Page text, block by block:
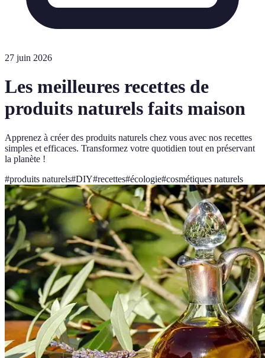
27 juin 2026
Les meilleures recettes de
produits naturels faits maison
Apprenez à créer des produits naturels chez vous avec nos recettes
simples et efficaces. Transformez votre quotidien tout en préservant
la planète !
#produits naturels#DIY#recettes#écologie#cosmétiques naturels